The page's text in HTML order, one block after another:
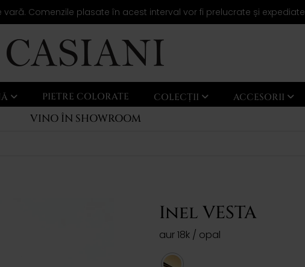
Comenzile plasate în acest interval vor fi prelucrate și
PIETRE COLORATE COLECȚII ACCESORII
VINO ÎN SHOWROOM
Inel VESTA
aur 18k / opal